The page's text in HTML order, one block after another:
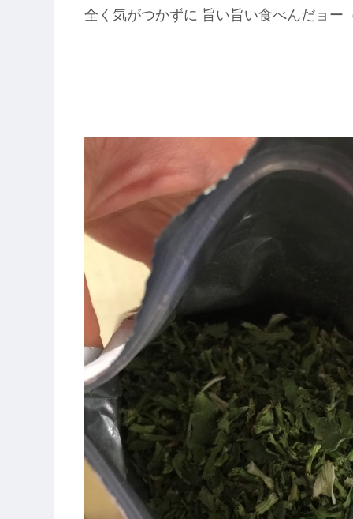
全く気がつかずに 旨い旨い食べんだョー